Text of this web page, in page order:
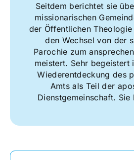
Seitdem berichtet sie
missionarischen
der Öffentlichen
den Wechsel von der
Parochie zum
meistert. Sehr begeistert
Wiederentdeckung des
Amts als Teil der
Dienstgemeinschaft. Sie